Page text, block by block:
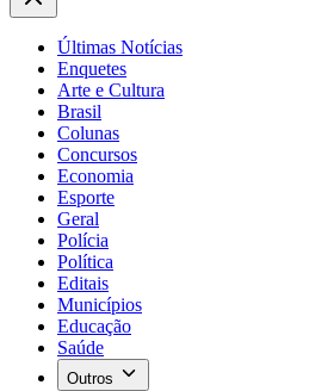
Últimas Notícias
Enquetes
Arte e Cultura
Brasil
Colunas
Concursos
Economia
Esporte
Geral
Polícia
Política
Editais
Municípios
Educação
Saúde
Outros